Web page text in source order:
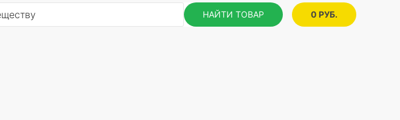
НАЙТИ ТОВАР 0 РУБ.